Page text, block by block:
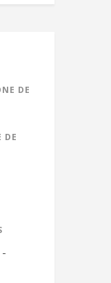
DE
DE
-